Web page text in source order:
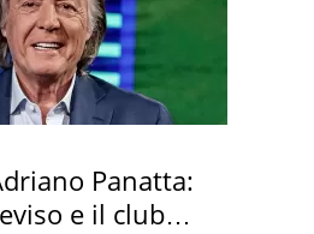
Panatta:
e il club